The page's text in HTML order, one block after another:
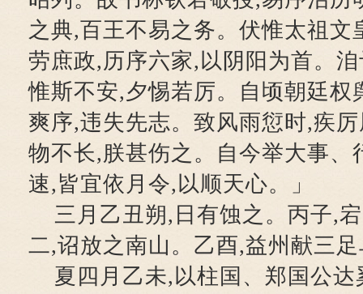
之典,百王不易之务。伏惟太祖文
劳庶政,历序六家,以阴阳为首。
惟斯不安,夕惕若厉。自顷朝廷权
爽序,违失先志。致风雨愆时,疾
物不长,朕甚伤之。自今举大事、
速,皆宜依月令,以顺天心。」
三月乙丑朔,日有蚀之。丙子,
二,诏放之南山。乙酉,益州献三
夏四月乙未,以柱国、郑国公